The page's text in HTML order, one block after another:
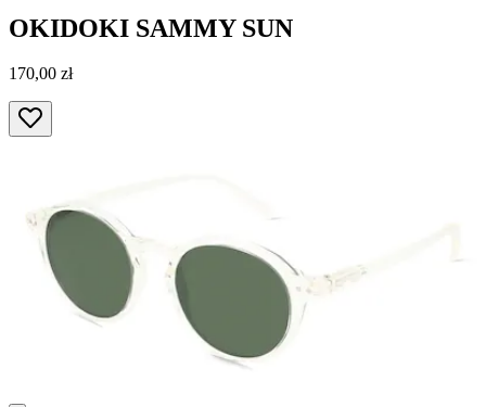
OKIDOKI SAMMY SUN
170,00 zł